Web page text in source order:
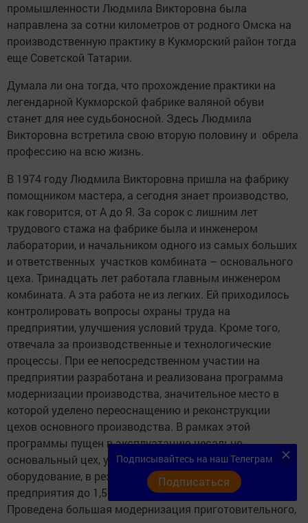
промышленности Людмила Викторовна была
направлена за сотни километров от родного Омска на
производственную практику в Кукморский район тогда
еще Советской Татарии.
Думала ли она тогда, что прохождение практики на
легендарной Кукморской фабрике валяной обуви
станет для нее судьбоносной. Здесь Людмила
Викторовна встретила свою вторую половину и обрела
профессию на всю жизнь.
В 1974 году Людмила Викторовна пришла на фабрику
помощником мастера, а сегодня знает производство,
как говорится, от А до Я. За сорок с лишним лет
трудового стажа на фабрике была и инженером
лаборатории, и начальником одного из самых больших
и ответственных участков комбината – основального
цеха. Тринадцать лет работала главным инженером
комбината. А эта работа не из легких. Ей приходилось
контролировать вопросы охраны труда на
предприятии, улучшения условий труда. Кроме того,
отвечала за производственные и технологические
процессы. При ее непосредственном участии на
предприятии разработана и реализована программа
модернизации производства, значительное место в
которой уделено переоснащению и реконструкции
цехов основного производства. В рамках этой
программы пущен в эксплуатацию чесально-
основальный цех, установлено в нем дополнительное
оборудование, в результате чего возросла мощность
предприятия до 1,5 миллиона пар валяной обуви в год.
Проведена большая модернизация приготовительного,
Подписывайтесь на наш Телеграм
Подписаться